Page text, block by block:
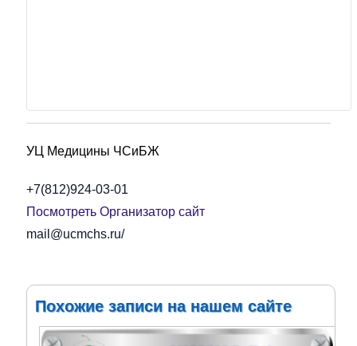
УЦ Медицины ЧСиБЖ
+7(812)924-03-01
Посмотреть Организатор сайт
mail@ucmchs.ru/
Похожие записи на нашем сайте